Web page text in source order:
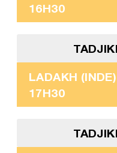
16H30
LADAKH
17H30